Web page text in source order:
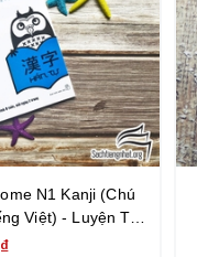
N1 Kanji (Chú
Việt) - Luyện Thi
Nhật Ngữ Trình